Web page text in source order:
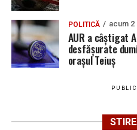
POLITICĂ acum 2
AUR a câștigat
desfășurate
orașul Teiuș